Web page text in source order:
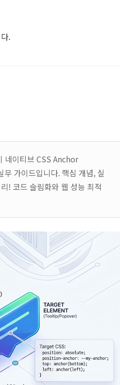
.
이티브 CSS Anchor
가이드입니다. 핵심 개념, 실
! 코드 슬림화와 웹 성능 최적